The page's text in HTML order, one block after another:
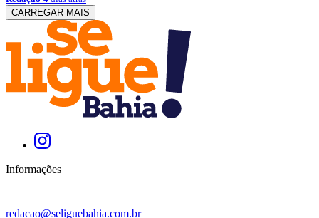
CARREGAR MAIS
Informações
redacao@seliguebahia.com.br